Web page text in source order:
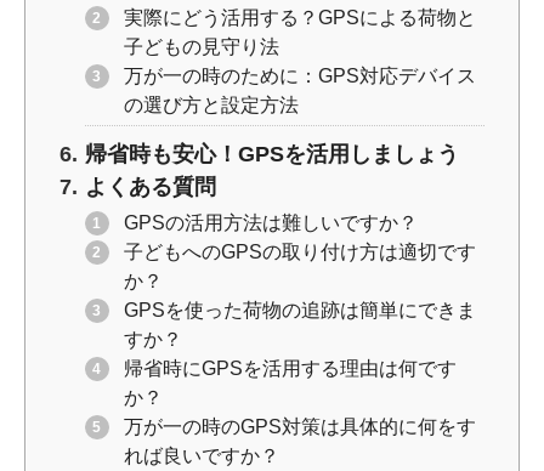
実際にどう活用する？GPSによる荷物と
子どもの見守り法
万が一の時のために：GPS対応デバイス
の選び方と設定方法
帰省時も安心！GPSを活用しましょう
よくある質問
GPSの活用方法は難しいですか？
子どもへのGPSの取り付け方は適切です
か？
GPSを使った荷物の追跡は簡単にできま
すか？
帰省時にGPSを活用する理由は何です
か？
万が一の時のGPS対策は具体的に何をす
れば良いですか？